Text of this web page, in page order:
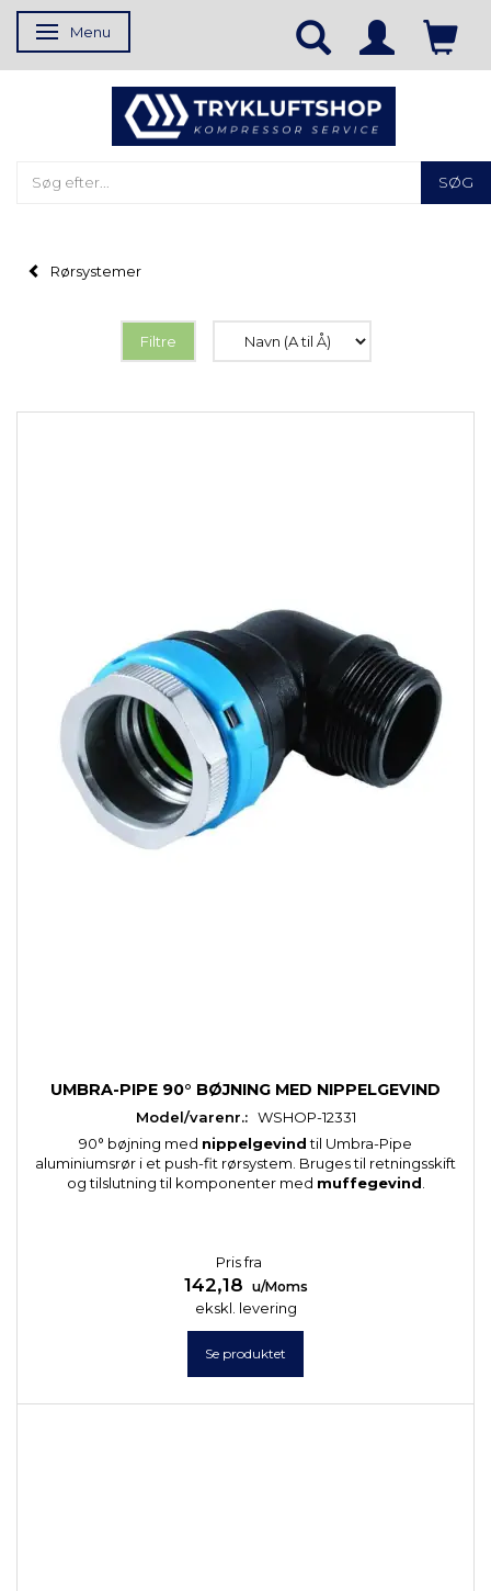
Skifte navigation
Menu
SØG
Rørsystemer
Filtre
UMBRA-PIPE 90° BØJNING MED NIPPELGEVIND
Model/varenr.: WSHOP-12331
90° bøjning med nippelgevindtil Umbra-Pipe
aluminiumsrør i et push-fit rørsystem. Bruges til retningsskift
og tilslutning til komponenter med muffegevind
Pris fra
142,18 u/Moms
ekskl. levering
Se produktet